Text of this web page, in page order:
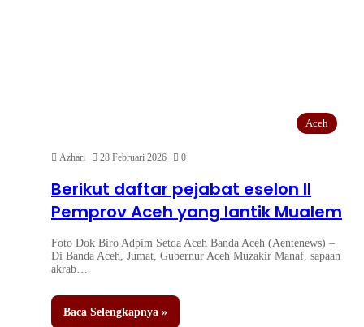
Aceh
Azhari 28 Februari 2026 0
Berikut daftar pejabat eselon II
Pemprov Aceh yang lantik Mualem
Foto Dok Biro Adpim Setda Aceh Banda Aceh (Aentenews) –
Di Banda Aceh, Jumat, Gubernur Aceh Muzakir Manaf, sapaan
akrab…
Baca Selengkapnya »